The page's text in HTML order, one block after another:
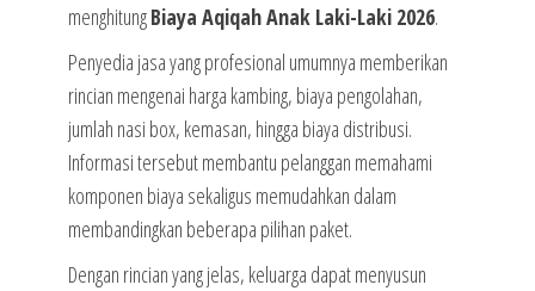
menghitungBiaya Aqiqah Anak Laki-Laki 2026.
Penyedia jasa yang profesional umumnya memberikan
rincian mengenai harga kambing, biaya pengolahan,
jumlah nasi box, kemasan, hingga biaya distribusi.
Informasi tersebut membantu pelanggan memahami
komponen biaya sekaligus memudahkan dalam
membandingkan beberapa pilihan paket.
Dengan rincian yang jelas, keluarga dapat menyusun